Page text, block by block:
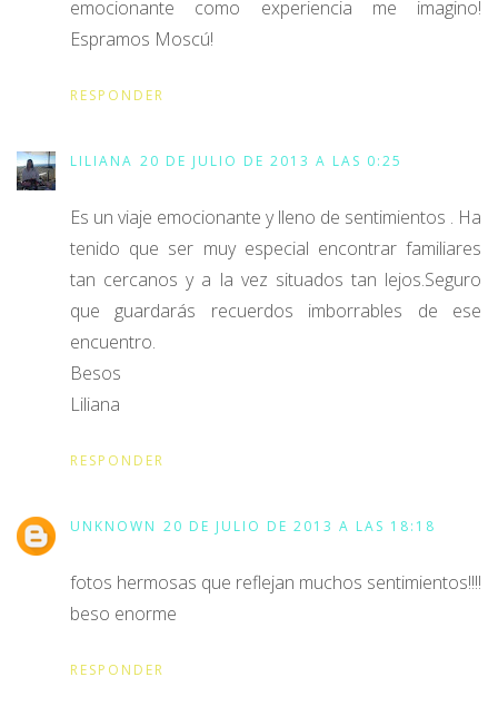
emocionante como experiencia me imagino!
Espramos Moscú!
RESPONDER
LILIANA 20 DE JULIO DE 2013 A LAS 0:25
Es un viaje emocionante y lleno de sentimientos . Ha
tenido que ser muy especial encontrar familiares
tan cercanos y a la vez situados tan lejos.Seguro
que guardarás recuerdos imborrables de ese
encuentro.
Besos
Liliana
RESPONDER
UNKNOWN 20 DE JULIO DE 2013 A LAS 18:18
fotos hermosas que reflejan muchos sentimientos!!!!
beso enorme
RESPONDER